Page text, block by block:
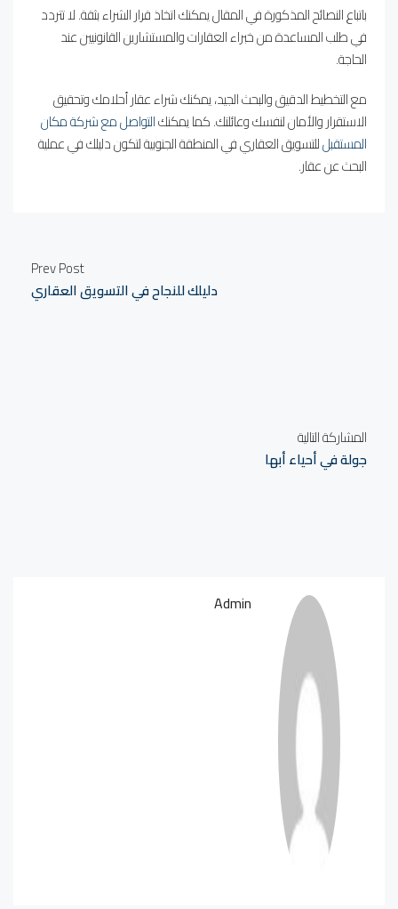
باتباع النصائح المذكورة في المقال يمكنك اتخاذ قرار الشراء بثقة. لا تتردد
في طلب المساعدة من خبراء العقارات والمستشارين القانونيين عند
الحاجة.
مع التخطيط الدقيق والبحث الجيد، يمكنك شراء عقار أحلامك وتحقيق
الاستقرار والأمان لنفسك وعائلتك. كما يمكنكالتواصل مع شركة مكان
المستقبلللتسويق العقاري في المنطقة الجنوبية لتكون دليلك في عملية
البحث عن عقار.
Prev Post
دليلك للنجاح في التسويق العقاري
المشاركة التالية
جولة في أحياء أبها
Admin